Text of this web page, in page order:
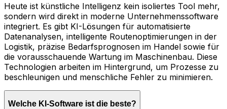
Heute ist künstliche Intelligenz kein isoliertes Tool mehr,
sondern wird direkt in moderne Unternehmenssoftware
integriert. Es gibt KI-Lösungen für automatisierte
Datenanalysen, intelligente Routenoptimierungen in der
Logistik, präzise Bedarfsprognosen im Handel sowie für
die vorausschauende Wartung im Maschinenbau. Diese
Technologien arbeiten im Hintergrund, um Prozesse zu
beschleunigen und menschliche Fehler zu minimieren.
Welche KI-Software ist die beste?